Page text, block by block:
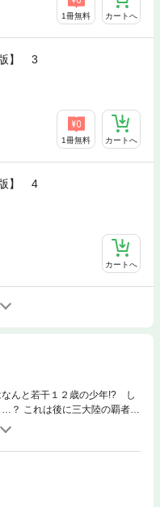
1冊無料 カートへ
版】 3
1冊無料 カートへ
版】 4
カートへ
なんと若干１２歳の少年!? し
？ これは後に三大陸の覇者
の物語である――！ 分冊版第